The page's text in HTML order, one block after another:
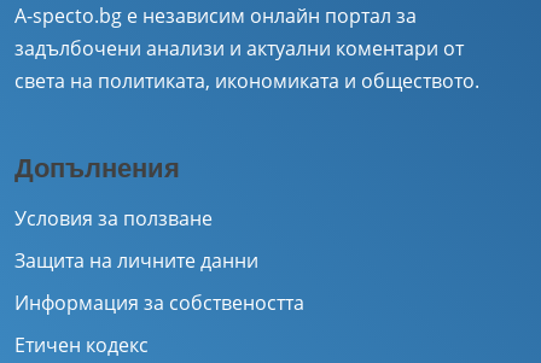
A-specto.bg е независим онлайн портал за
задълбочени анализи и актуални коментари от
света на политиката, икономиката и обществото.
Допълнения
Условия за ползване
Защита на личните данни
Информация за собствеността
Етичен кодекс